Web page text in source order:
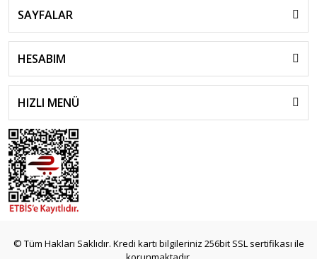
SAYFALAR
HESABIM
HIZLI MENÜ
© Tüm Hakları Saklıdır. Kredi kartı bilgileriniz 256bit SSL sertifikası ile